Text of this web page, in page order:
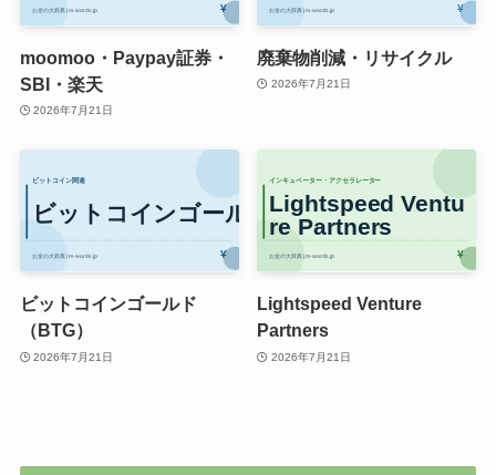
moomoo・Paypay証券・
SBI・楽天
2026年7月21日
廃棄物削減・リサイクル
2026年7月21日
ビットコインゴールド
（BTG）
2026年7月21日
Lightspeed Venture
Partners
2026年7月21日